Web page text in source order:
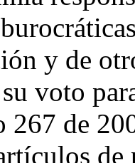
y de
voto
267 de
de